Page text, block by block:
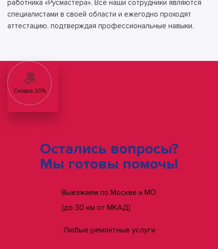
работника «Русмастера». Все наши сотрудники являются
специалистами в своей области и ежегодно проходят
аттестацию, подтверждая профессиональные навыки.
Скидка 20%
Остались вопросы?
Мы готовы помочь!
Выезжаем по Москве и МО
(до 30 км от МКАД)
Любые ремонтные услуги